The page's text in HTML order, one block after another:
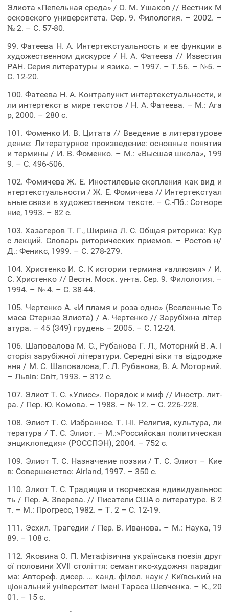
Элиота «Пепельная среда» / О. М. Ушаков // Вестник М
осковского университета. Сер. 9. Филология. – 2002. –
№ 2. – С. 57-80.
99. Фатеева Н. А. Интертекстуальность и ее функции в
художественном дискурсе / Н. А. Фатеева // Известия
РАН. Серия литературы и язика. – 1997. – Т.56. – №5. –
С. 12-20.
100. Фатеева Н. А. Контрапункт интертекстуальности, и
ли интертекст в мире текстов / Н. А. Фатеева. – М.: Ага
р, 2000. – 280 с.
101. Фоменко И. В. Цитата // Введение в литературове
дение: Литературное произведение: основные понятия
и термины / И. В. Фоменко. – М.: «Высшая школа», 199
9. – С. 496-506.
102. Фомичева Ж. Е. Иностилевые скопления как вид и
нтертекстуальности / Ж. Е. Фомичева // Интертекстуал
ьные связи в художественном тексте. – С.-Пб.: Сотворе
ние, 1993. – 82 c.
103. Хазагеров Т. Г., Ширина Л. С. Общая риторика: Кур
с лекций. Словарь риторических приемов. – Ростов н/
Д.: Феникс, 1999. – С. 278-279.
104. Христенко И. С. К истории термина «аллюзия» / И.
С. Христенко // Вестн. Моск. ун-та. Сер. 9. Филология. –
1994. – № 4. – С. 38-44.
105. Чертенко А. «И пламя и роза одно» (Вселенные То
маса Стернза Элиота) / А. Чертенко // Зарубіжна літер
атура. – 45 (349) грудень – 2005. – С. 12-24.
106. Шаповалова М. С., Рубанова Г. Л., Моторний В. А. І
сторія зарубіжної літератури. Середні віки та відродже
ння / М. С. Шаповалова, Г. Л. Рубанова, В. А. Моторний.
– Львів: Світ, 1993. – 312 с.
107. Элиот Т. С. «Улисс». Порядок и миф // Иностр. лит-
ра. / Пер. Ю. Комова. – 1988. – № 12. – С. 226-228.
108. Элиот Т. С. Избранное. Т. I-II. Религия, культура, ли
тература / Т. С. Элиот. – М.:»Российская политическая
энциклопедия» (РОССПЭН), 2004. – 752 с.
109. Элиот Т. С. Назначение поэзии / Т. С. Элиот – Кие
в: Совершенство: Airland, 1997. – 350 с.
110. Элиот Т. С. Традиция и творческая ндивидуальнос
ть / Пер. А. Зверева. // Писатели США о литературе. В 2
т. – М.: Прогресс, 1982. – Т. 2 – С. 12-19.
111. Эсхил. Трагедии / Пер. В. Иванова. – М.: Наука, 19
89. – 108 с.
112. Яковина О. П. Метафізична українська поезія друг
ої половини XVII століття: семантико-художня парадиг
ма: Автореф. дисер. … канд. філол. наук / Київський на
ціональний університет імені Тараса Шевченка. – К., 20
01. – 15 с.